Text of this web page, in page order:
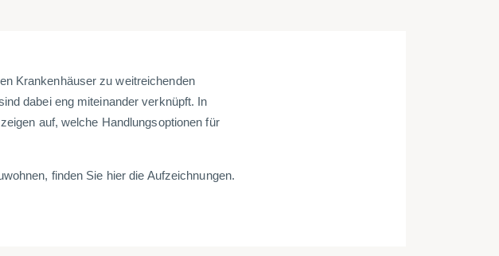
Krankenhäuser zu weitreichenden
dabei eng miteinander verknüpft. In
auf, welche Handlungsoptionen für
finden Sie hier die Aufzeichnungen.